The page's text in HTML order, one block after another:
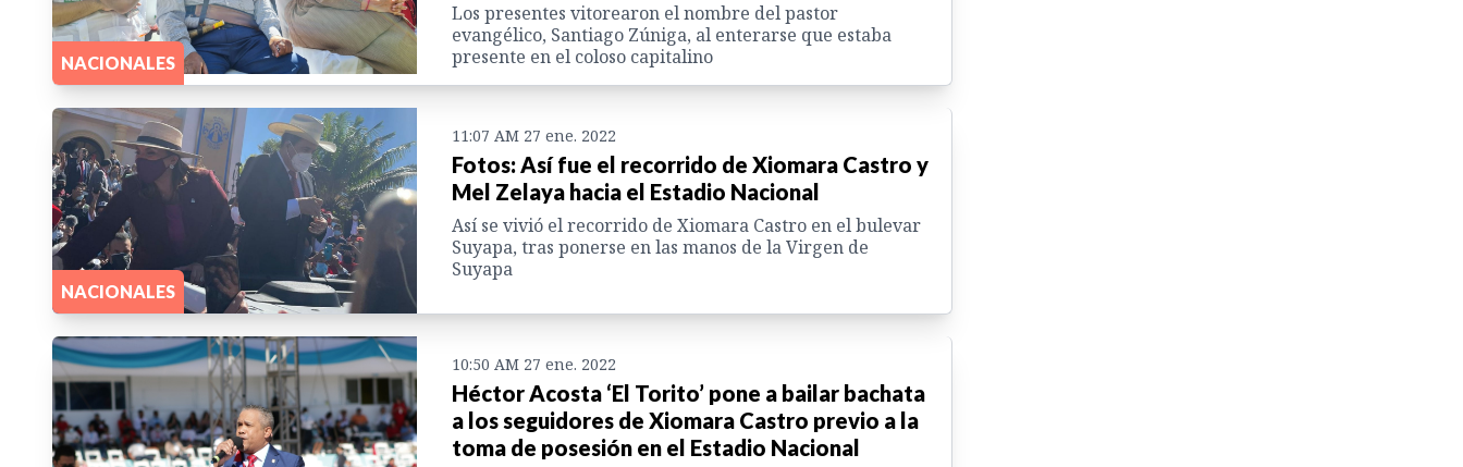
NACIONALES
Los presentes vitorearon el nombre del pastor
evangélico, Santiago Zúniga, al enterarse que estaba
presente en el coloso capitalino
NACIONALES
11:07 AM 27 ene. 2022
Fotos: Así fue el recorrido de Xiomara Castro y
Mel Zelaya hacia el Estadio Nacional
Así se vivió el recorrido de Xiomara Castro en el bulevar
Suyapa, tras ponerse en las manos de la Virgen de
Suyapa
10:50 AM 27 ene. 2022
Héctor Acosta ‘El Torito’ pone a bailar bachata
a los seguidores de Xiomara Castro previo a la
toma de posesión en el Estadio Nacional